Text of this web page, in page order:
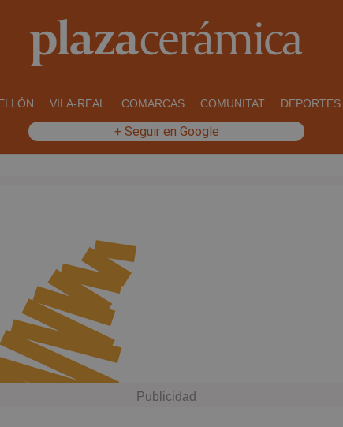
VILA-REAL COMARCAS COMUNITAT DEPORTES
+ Seguir en Google